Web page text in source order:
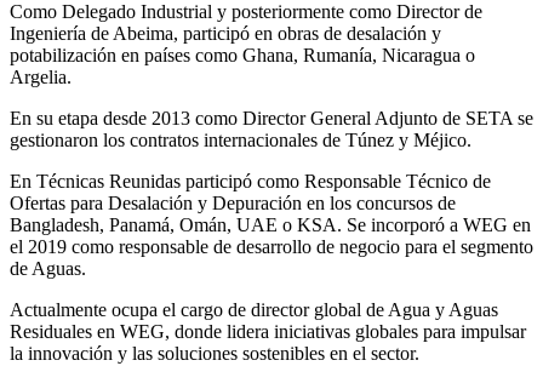
Como Delegado Industrial y posteriormente como Director de
Ingeniería de Abeima, participó en obras de desalación y
potabilización en países como Ghana, Rumanía, Nicaragua o
Argelia.
En su etapa desde 2013 como Director General Adjunto de SETA se
gestionaron los contratos internacionales de Túnez y Méjico.
En Técnicas Reunidas participó como Responsable Técnico de
Ofertas para Desalación y Depuración en los concursos de
Bangladesh, Panamá, Omán, UAE o KSA. Se incorporó a WEG en
el 2019 como responsable de desarrollo de negocio para el segmento
de Aguas.
Actualmente ocupa el cargo de director global de Agua y Aguas
Residuales en WEG, donde lidera iniciativas globales para impulsar
la innovación y las soluciones sostenibles en el sector.